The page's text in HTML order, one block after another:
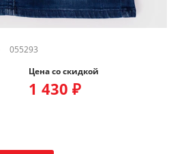
055293
Цена со скидкой
1 430 ₽